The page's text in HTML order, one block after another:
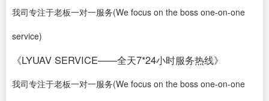
我司专注于老板一对一服务(We focus on the boss one-on-one
service)
《LYUAV SERVICE——全天7*24小时服务热线》
我司专注于老板一对一服务(We focus on the boss one-on-one